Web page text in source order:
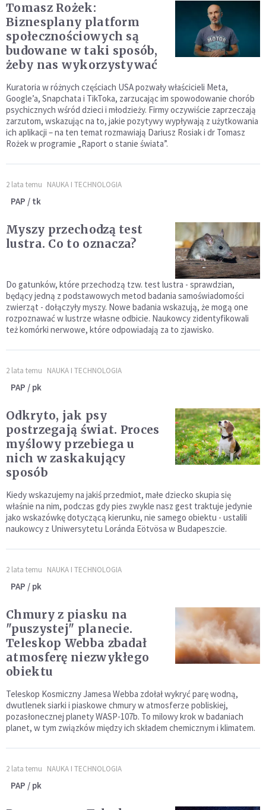
Tomasz Rożek:
Biznesplany platform
społecznościowych są
budowane w taki sposób,
żeby nas wykorzystywać
Kuratoria w różnych częściach USA pozwały właścicieli Meta,
Google’a, Snapchata i TikToka, zarzucając im spowodowanie chorób
psychicznych wśród dzieci i młodzieży. Firmy oczywiście zaprzeczają
zarzutom, wskazując na to, jakie pozytywy wypływają z użytkowania
ich aplikacji – na ten temat rozmawiają Dariusz Rosiak i dr Tomasz
Rożek w programie „Raport o stanie świata”.
2 lata temu NAUKA I TECHNOLOGIA
PAP / tk
Myszy przechodzą test
lustra. Co to oznacza?
Do gatunków, które przechodzą tzw. test lustra - sprawdzian,
będący jedną z podstawowych metod badania samoświadomości
zwierząt - dołączyły myszy. Nowe badania wskazują, że mogą one
rozpoznawać w lustrze własne odbicie. Naukowcy zidentyfikowali
też komórki nerwowe, które odpowiadają za to zjawisko.
2 lata temu NAUKA I TECHNOLOGIA
PAP / pk
Odkryto, jak psy
postrzegają świat. Proces
myślowy przebiega u
nich w zaskakujący
sposób
Kiedy wskazujemy na jakiś przedmiot, małe dziecko skupia się
właśnie na nim, podczas gdy pies zwykle nasz gest traktuje jedynie
jako wskazówkę dotyczącą kierunku, nie samego obiektu - ustalili
naukowcy z Uniwersytetu Loránda Eötvösa w Budapeszcie.
2 lata temu NAUKA I TECHNOLOGIA
PAP / pk
Chmury z piasku na
"puszystej" planecie.
Teleskop Webba zbadał
atmosferę niezwykłego
obiektu
Teleskop Kosmiczny Jamesa Webba zdołał wykryć parę wodną,
dwutlenek siarki i piaskowe chmury w atmosferze pobliskiej,
pozasłonecznej planety WASP-107b. To milowy krok w badaniach
planet, w tym związków między ich składem chemicznym i klimatem.
2 lata temu NAUKA I TECHNOLOGIA
PAP / pk